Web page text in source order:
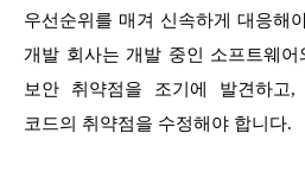
우선순위를 매겨 신속하게 대응해
개발 회사는 개발 중인 소프트웨어
보안 취약점을 조기에 발견하고,
코드의 취약점을 수정해야 합니다.